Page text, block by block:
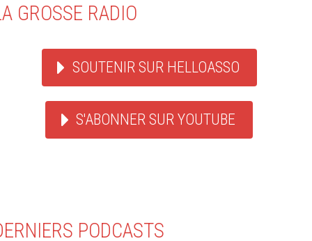
GROSSE RADIO
SOUTENIR SUR HELLOASSO
S'ABONNER SUR YOUTUBE
PODCASTS